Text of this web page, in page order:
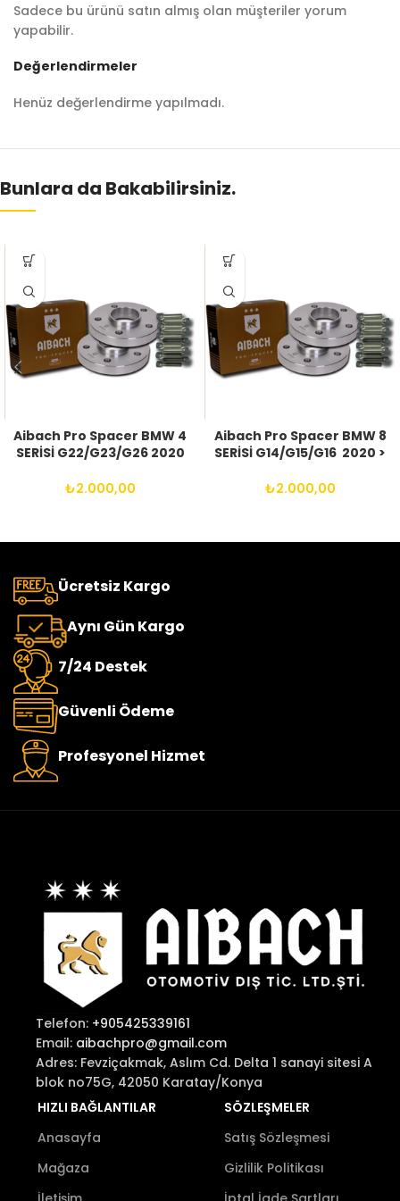
Değerlendirmeler
Henüz değerlendirme yapılmadı.
Sadece bu ürünü satın almış olan müşteriler yorum
yapabilir.
Bunlara da Bakabilirsiniz.
Aibach Pro Spacer BMW 4
SERİSİ G22/G23/G26 2020
14X1.25 BIJON
₺2.000,00
Aibach Pro Spacer BMW 8
SERİSİ G14/G15/G16 2020 >
14X1.25 BIJON
₺2.000,00
Ücretsiz Kargo
Aynı Gün Kargo
7/24 Destek
Güvenli Ödeme
Profesyonel Hizmet
Telefon: +905425339161
Email: aibachpro@gmail.com
Adres: Fevziçakmak, Aslım Cd. Delta 1 sanayi sitesi A
blok no75G, 42050 Karatay/Konya
HIZLI BAĞLANTILAR
Anasayfa
Mağaza
SÖZLEŞMELER
Satış Sözleşmesi
Gizlilik Politikası